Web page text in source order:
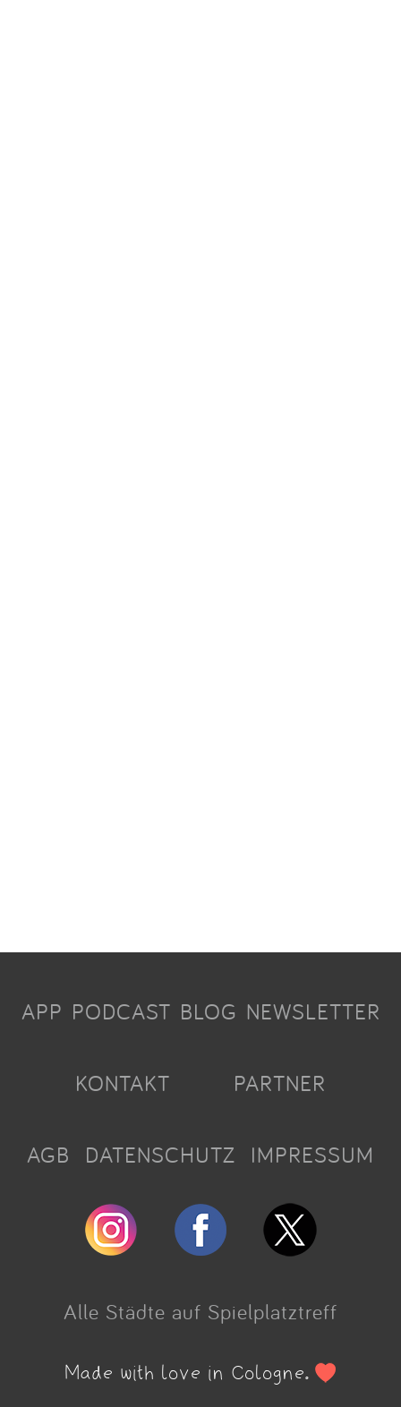
APP PODCAST BLOG NEWSLETTER
KONTAKT PARTNER
AGB DATENSCHUTZ IMPRESSUM
Alle Städte auf Spielplatztreff
Made with love in Cologne.